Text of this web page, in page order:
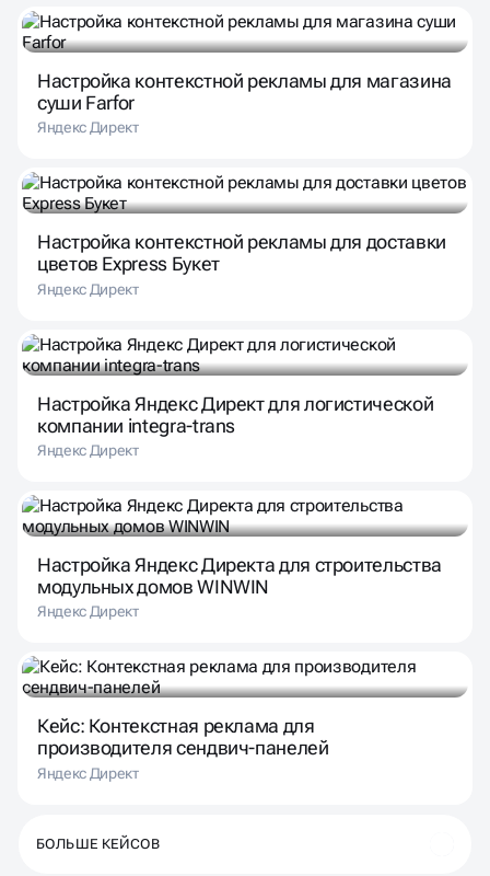
Настройка контекстной рекламы для магазина
суши Farfor
Яндекс Директ
Настройка контекстной рекламы для доставки
цветов Express Букет
Яндекс Директ
Настройка Яндекс Директ для логистической
компании integra-trans
Яндекс Директ
Настройка Яндекс Директа для строительства
модульных домов WINWIN
Яндекс Директ
Кейс: Контекстная реклама для
производителя сендвич-панелей
Яндекс Директ
БОЛЬШЕ КЕЙСОВ